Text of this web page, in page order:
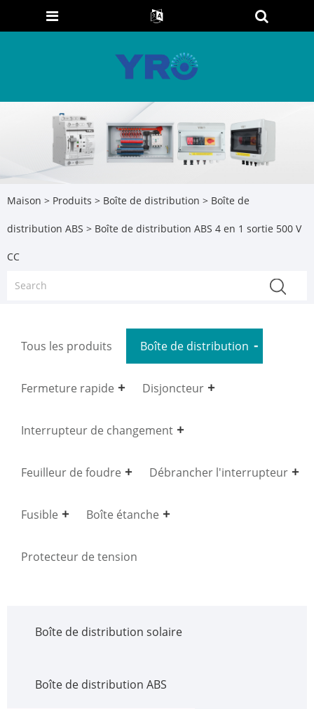
Maison > Produits > Boîte de distribution > Boîte de
distribution ABS > Boîte de distribution ABS 4 en 1 sortie 500 V
CC
Tous les produits Boîte de distribution
Fermeture rapide Disjoncteur
Interrupteur de changement
Feuilleur de foudre Débrancher l'interrupteur
Fusible Boîte étanche
Protecteur de tension
Boîte de distribution solaire
Boîte de distribution ABS